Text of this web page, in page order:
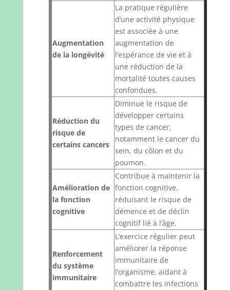
Augmentation
de la longévité
La pratique régulière
d’une activité physique
est associée à une
augmentation de
l’espérance de vie et à
une réduction de la
mortalité toutes causes
confondues.
Réduction du
risque de
certains cancers
Diminue le risque de
développer certains
types de cancer,
notamment le cancer du
sein, du côlon et du
poumon.
Amélioration de
la fonction
cognitive
Contribue à maintenir la
fonction cognitive,
réduisant le risque de
démence et de déclin
cognitif lié à l’âge.
Renforcement
du système
immunitaire
L’exercice régulier peut
améliorer la réponse
immunitaire de
l’organisme, aidant à
combattre les infections